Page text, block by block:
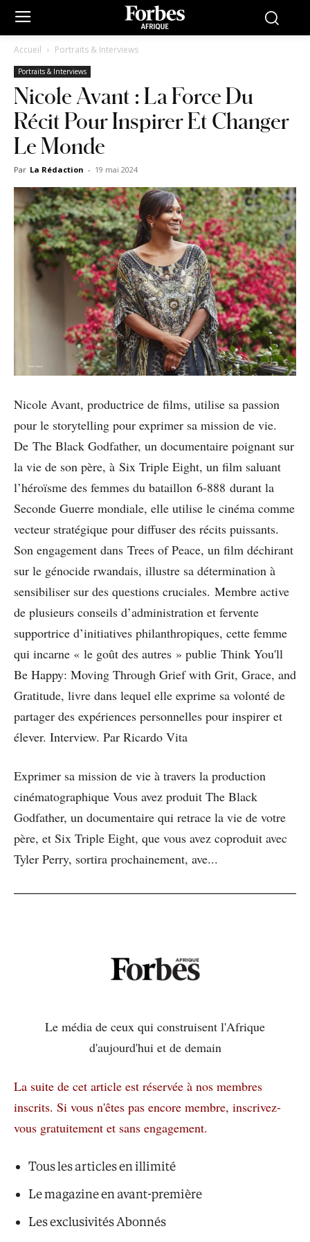
Accueil Portraits & Interviews
Portraits & Interviews
Nicole Avant : La Force Du
Récit Pour Inspirer Et Changer
Le Monde
Par La Rédaction - 19 mai 2024
Nicole Avant, productrice de films, utilise sa passion
pour le storytelling pour exprimer sa mission de vie.
De The Black Godfather, un documentaire poignant sur
la vie de son père, à Six Triple Eight, un film saluant
l’héroïsme des femmes du bataillon 6-888 durant la
Seconde Guerre mondiale, elle utilise le cinéma comme
vecteur stratégique pour diffuser des récits puissants.
Son engagement dans Trees of Peace, un film déchirant
sur le génocide rwandais, illustre sa détermination à
sensibiliser sur des questions cruciales. Membre active
de plusieurs conseils d’administration et fervente
supportrice d’initiatives philanthropiques, cette femme
qui incarne « le goût des autres » publie Think You'll
Be Happy: Moving Through Grief with Grit, Grace, and
Gratitude, livre dans lequel elle exprime sa volonté de
partager des expériences personnelles pour inspirer et
élever. Interview. Par Ricardo Vita
Exprimer sa mission de vie à travers la production
cinématographique Vous avez produit The Black
Godfather, un documentaire qui retrace la vie de votre
père, et Six Triple Eight, que vous avez coproduit avec
Tyler Perry, sortira prochainement, ave...
Le média de ceux qui construisent l'Afrique
d'aujourd'hui et de demain
La suite de cet article est réservée à nos membres
inscrits. Si vous n'êtes pas encore membre, inscrivez-
vous gratuitement et sans engagement.
Tous les articles en illimité
Le magazine en avant-première
Les exclusivités Abonnés